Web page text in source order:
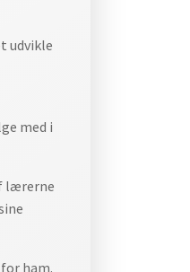
udvikle
med i
lærerne
ham.